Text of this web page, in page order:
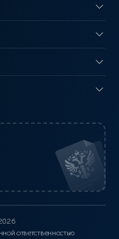
ответственностью